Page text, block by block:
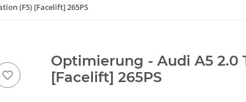
(F5) [Facelift] 265PS
Optimierung - Audi A5 2.0
[Facelift] 265PS